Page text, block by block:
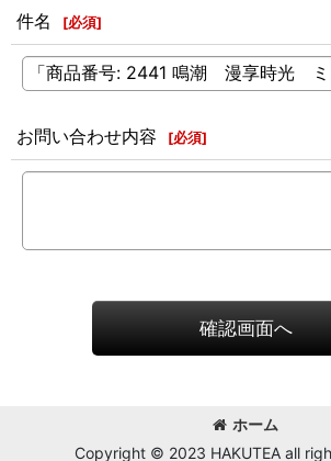
件名 [必須]
お問い合わせ内容 [必須]
確認画面へ
ホーム
Copyright © 2023 HAKUTEA all